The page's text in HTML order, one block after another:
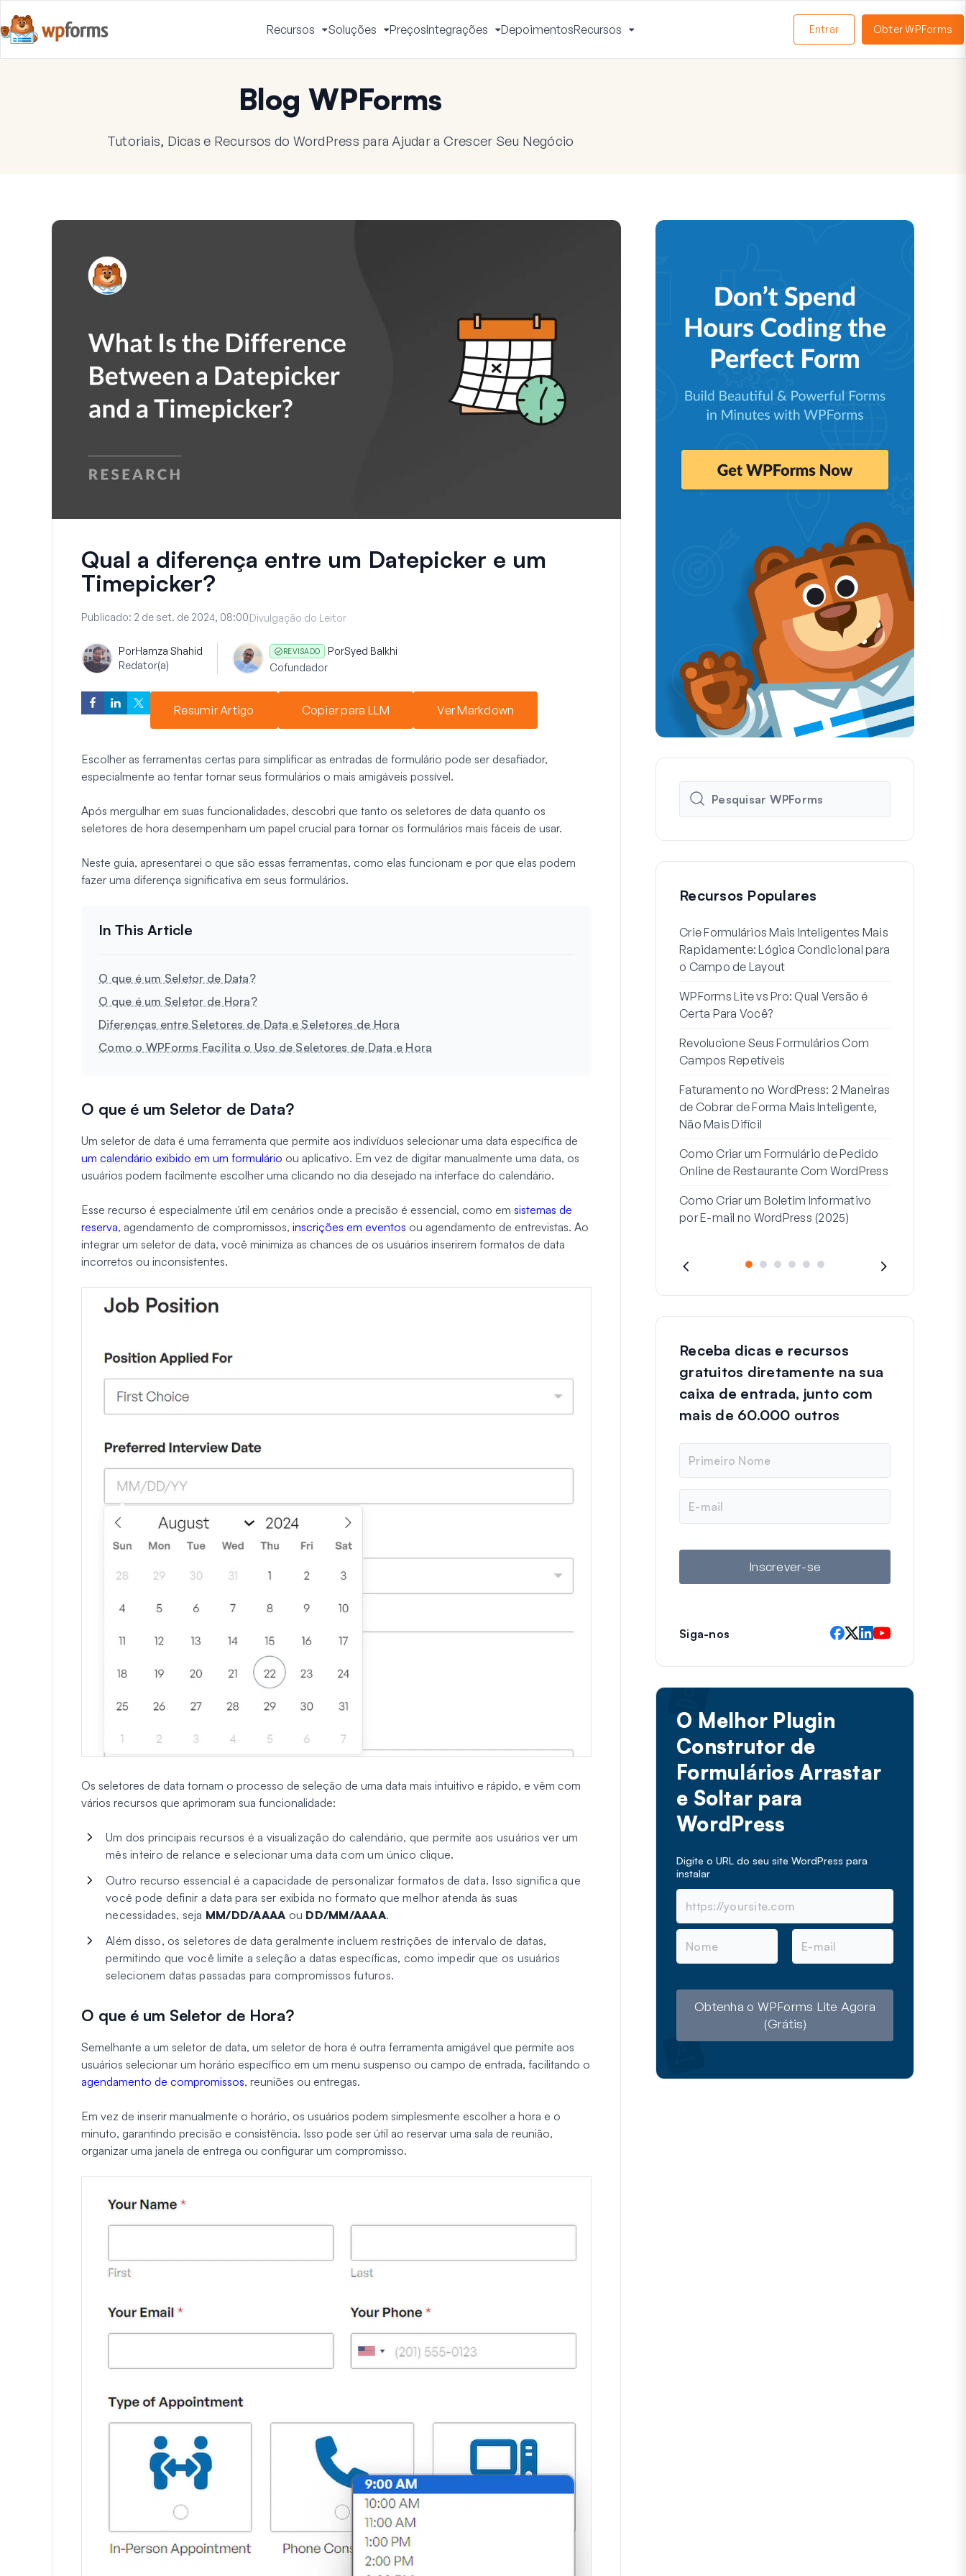
Recursos
Alternar
Menu
Soluções
Alternar
Menu
PreçosIntegrações
Alternar
Menu
DepoimentosRecursos
Menu
Entrar Obter WPForms
Blog WPForms
Tutoriais, Dicas e Recursos do WordPress para Ajudar a Crescer Seu Negócio
Qual a diferença entre um Datepicker e um
Timepicker?
Publicado: 2 de set. de 2024, 08:00Divulgação do Leitor
PorHamza Shahid
Redator(a)
REVISADO PorSyed Balkhi
Cofundador
Resumir Artigo Copiar para LLM Ver Markdown
Escolher as ferramentas certas para simplificar as entradas de formulário pode ser desafiador,
especialmente ao tentar tornar seus formulários o mais amigáveis possível.
Após mergulhar em suas funcionalidades, descobri que tanto os seletores de data quanto os
seletores de hora desempenham um papel crucial para tornar os formulários mais fáceis de usar.
Neste guia, apresentarei o que são essas ferramentas, como elas funcionam e por que elas podem
fazer uma diferença significativa em seus formulários.
O que é um Seletor de Data?
O que é um Seletor de Hora?
Diferenças entre Seletores de Data e Seletores de Hora
Como o WPForms Facilita o Uso de Seletores de Data e Hora
O que é um Seletor de Data?
Um seletor de data é uma ferramenta que permite aos indivíduos selecionar uma data específica de
um calendário exibido em um formulário ou aplicativo. Em vez de digitar manualmente uma data, os
usuários podem facilmente escolher uma clicando no dia desejado na interface do calendário.
Esse recurso é especialmente útil em cenários onde a precisão é essencial, como em sistemas de
reserva, agendamento de compromissos, inscrições em eventos ou agendamento de entrevistas. Ao
integrar um seletor de data, você minimiza as chances de os usuários inserirem formatos de data
incorretos ou inconsistentes.
Os seletores de data tornam o processo de seleção de uma data mais intuitivo e rápido, e vêm com
vários recursos que aprimoram sua funcionalidade:
Um dos principais recursos é a visualização do calendário, que permite aos usuários ver um
mês inteiro de relance e selecionar uma data com um único clique.
Outro recurso essencial é a capacidade de personalizar formatos de data. Isso significa que
você pode definir a data para ser exibida no formato que melhor atenda às suas
necessidades, seja MM/DD/AAAA ou DD/MM/AAAA.
Além disso, os seletores de data geralmente incluem restrições de intervalo de datas,
permitindo que você limite a seleção a datas específicas, como impedir que os usuários
selecionem datas passadas para compromissos futuros.
O que é um Seletor de Hora?
Semelhante a um seletor de data, um seletor de hora é outra ferramenta amigável que permite aos
usuários selecionar um horário específico em um menu suspenso ou campo de entrada, facilitando o
agendamento de compromissos, reuniões ou entregas.
Em vez de inserir manualmente o horário, os usuários podem simplesmente escolher a hora e o
minuto, garantindo precisão e consistência. Isso pode ser útil ao reservar uma sala de reunião,
organizar uma janela de entrega ou configurar um compromisso.
Recursos Populares
Crie Formulários Mais Inteligentes Mais
Rapidamente: Lógica Condicional para
o Campo de Layout
WPForms Lite vs Pro: Qual Versão é
Certa Para Você?
Revolucione Seus Formulários Com
Campos Repetíveis
Faturamento no WordPress: 2 Maneiras
de Cobrar de Forma Mais Inteligente,
Não Mais Difícil
Como Criar um Formulário de Pedido
Online de Restaurante Com WordPress
Como Criar um Boletim Informativo
por E-mail no WordPress (2025)
Receba dicas e recursos
gratuitos diretamente na sua
caixa de entrada, junto com
mais de 60.000 outros
m
e
m
i
Inscrever-se
Siga-nos
O Melhor Plugin
Construtor de
Formulários Arrastar
e Soltar para
WordPress
Digite o URL do seu site WordPress para
instalar
N
m
E
m
Obtenha o WPForms Lite Agora
(Grátis)